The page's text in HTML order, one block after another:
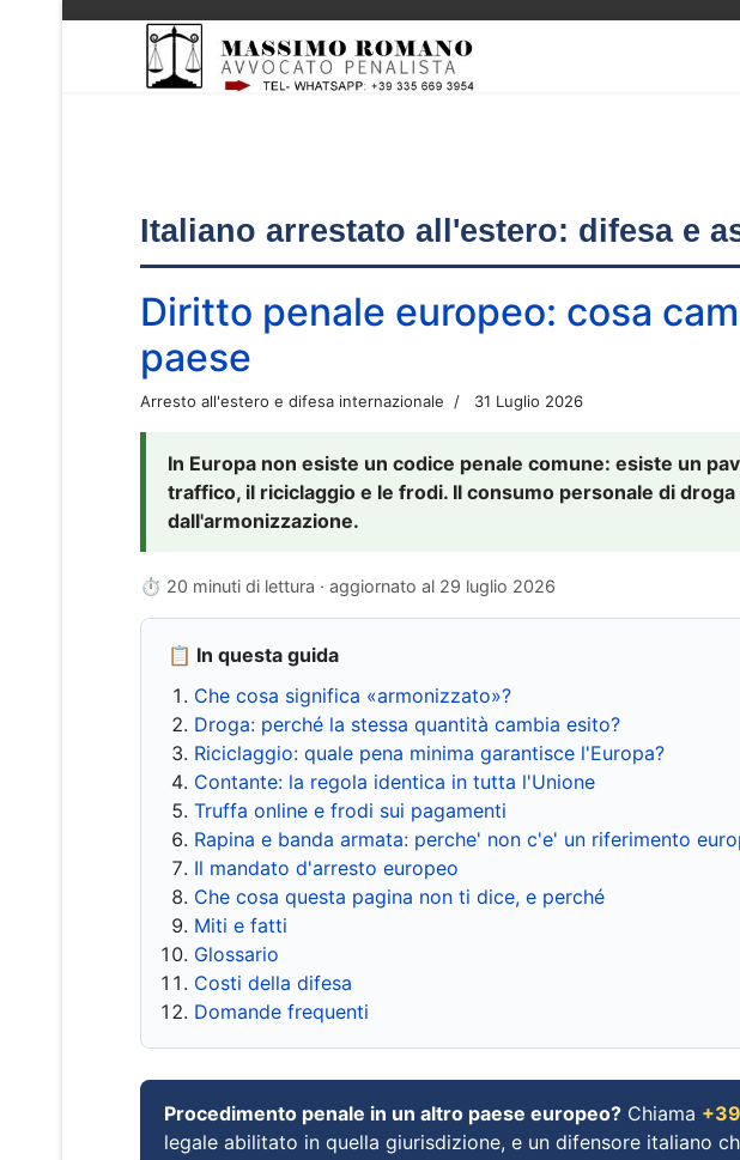
Italiano arrestato all'estero: difesa e
Diritto penale europeo: cosa
paese
Arresto all'estero e difesa internazionale 31 Luglio 2026
In Europa non esiste un codice penale comune: esiste un
traffico, il riciclaggio e le frodi. Il consumo personale di
dall'armonizzazione.
⏱ 20 minuti di lettura · aggiornato al 29 luglio 2026
📋 In questa guida
Che cosa significa «armonizzato»?
Droga: perché la stessa quantità cambia esito?
Riciclaggio: quale pena minima garantisce l'Europa?
Contante: la regola identica in tutta l'Unione
Truffa online e frodi sui pagamenti
Rapina e banda armata: perche' non c'e' un riferimento
Il mandato d'arresto europeo
Che cosa questa pagina non ti dice, e perché
Miti e fatti
Glossario
Costi della difesa
Domande frequenti
Procedimento penale in un altro paese europeo? Chiama
legale abilitato in quella giurisdizione, e un difensore italiano